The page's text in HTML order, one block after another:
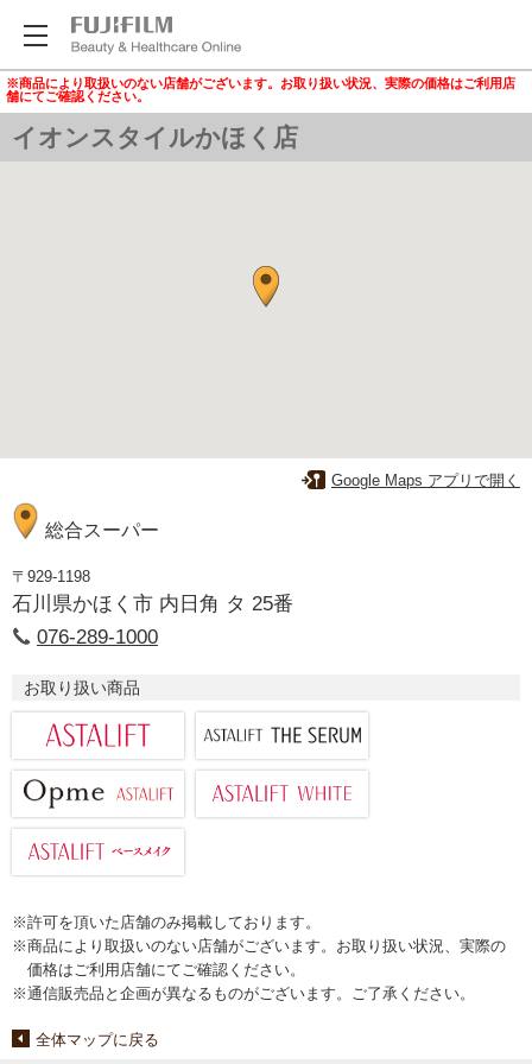
※商品により取扱いのない店舗がございます。お取り扱い状況、実際の価格はご利用店
舗にてご確認ください。
イオンスタイルかほく店
Google Maps アプリで開く
総合スーパー
〒929-1198
石川県かほく市 内日角 タ 25番
076-289-1000
お取り扱い商品
※許可を頂いた店舗のみ掲載しております。
※商品により取扱いのない店舗がございます。お取り扱い状況、実際の
価格はご利用店舗にてご確認ください。
※通信販売品と企画が異なるものがございます。ご了承ください。
全体マップに戻る